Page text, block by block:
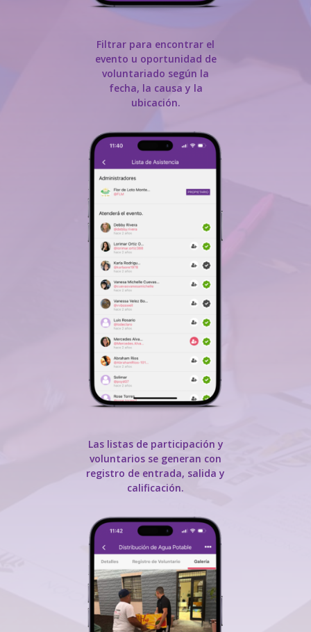
Filtrar para encontrar el
evento u oportunidad de
voluntariado según la
fecha, la causa y la
ubicación.
Las listas de participación y
voluntarios se generan con
registro de entrada, salida y
calificación.